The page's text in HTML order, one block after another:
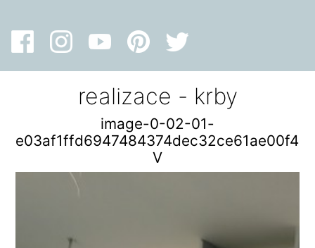
realizace - krby
image-0-02-01-
V